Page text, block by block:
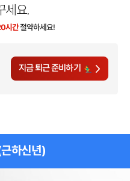
세요.
시간절약하세요!
지금 퇴근 준비하기
하신년)